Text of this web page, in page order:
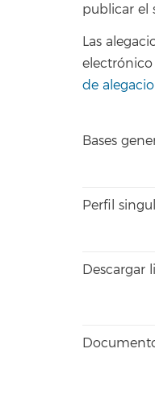
publicar el
Las
de
Bases
Perfil
Descargar